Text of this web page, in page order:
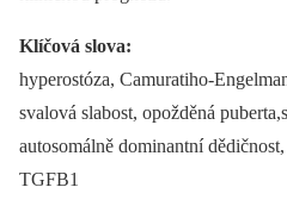
Klíčová slova:
hyperostóza, Camuratiho-
svalová slabost, opožděná
autosomálně dominantní
TGFB1